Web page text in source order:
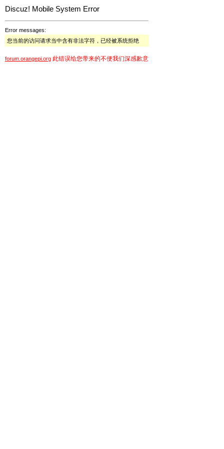
Discuz! Mobile System Error
Error messages:
您当前的访问请求当中含有非法字符，已经被系统拒绝
forum.orangepi.org 此错误给您带来的不便我们深感歉意